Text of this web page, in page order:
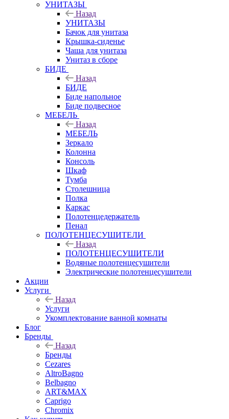
УНИТАЗЫ
Назад
УНИТАЗЫ
Бачок для унитаза
Крышка-сиденье
Чаша для унитаза
Унитаз в сборе
БИДЕ
Назад
БИДЕ
Биде напольное
Биде подвесное
МЕБЕЛЬ
Назад
МЕБЕЛЬ
Зеркало
Колонна
Консоль
Шкаф
Тумба
Столешница
Полка
Каркас
Полотенцедержатель
Пенал
ПОЛОТЕНЦЕСУШИТЕЛИ
Назад
ПОЛОТЕНЦЕСУШИТЕЛИ
Водяные полотенцесушители
Электрические полотенцесушители
Акции
Услуги
Назад
Услуги
Укомплектование ванной комнаты
Блог
Бренды
Назад
Бренды
Cezares
AltroBagno
Belbagno
ART&MAX
Caprigo
Chromix